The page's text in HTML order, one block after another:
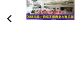
航